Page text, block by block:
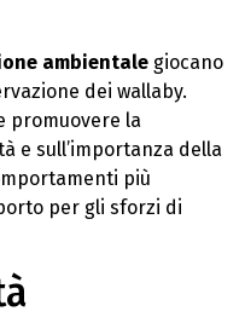
ambientale giocano
dei wallaby.
promuovere la
e sull’importanza della
più
per gli sforzi di